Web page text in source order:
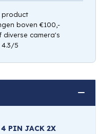
product
boven €100,-
camera's
5
4 PIN JACK 2X